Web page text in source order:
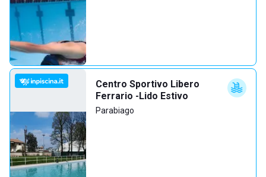
Centro Sportivo Libero
Ferrario -Lido Estivo
Parabiago